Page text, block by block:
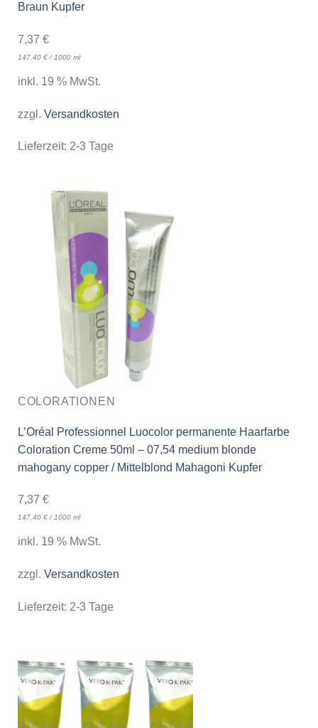
Braun Kupfer
7,37 €
147,40 €/ 1000 ml
inkl. 19 % MwSt.
zzgl. Versandkosten
Lieferzeit: 2-3 Tage
COLORATIONEN
L’Oréal Professionnel Luocolor permanente Haarfarbe
Coloration Creme 50ml – 07,54 medium blonde
mahogany copper / Mittelblond Mahagoni Kupfer
7,37 €
147,40 €/1000 ml
inkl. 19 % MwSt.
zzgl. Versandkosten
Lieferzeit: 2-3 Tage